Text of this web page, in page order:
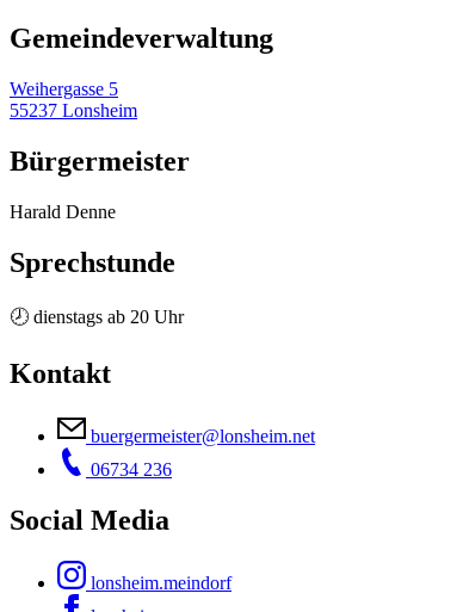
Gemeinde­verwaltung
Weihergasse 5
55237 Lonsheim
Bürgermeister
Harald Denne
Sprechstunde
🕗 dienstags ab 20 Uhr
Kontakt
buergermeister@lonsheim.net
06734 236
Social Media
lonsheim.meindorf